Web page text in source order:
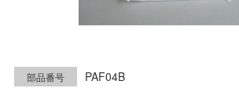
部品番号 PAF04B